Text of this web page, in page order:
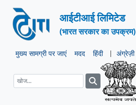
आईटीआई लिमिटेड
(भारत सरकार का उपक्रम)
मुख्य सामग्री पर जाएं मदद हिंदी | अंग्रेज़ी